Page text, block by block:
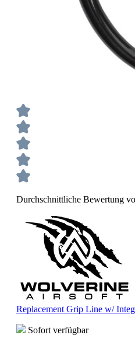
Durchschnittliche Bewertung
Replacement Grip Line w/
Sofort verfügbar